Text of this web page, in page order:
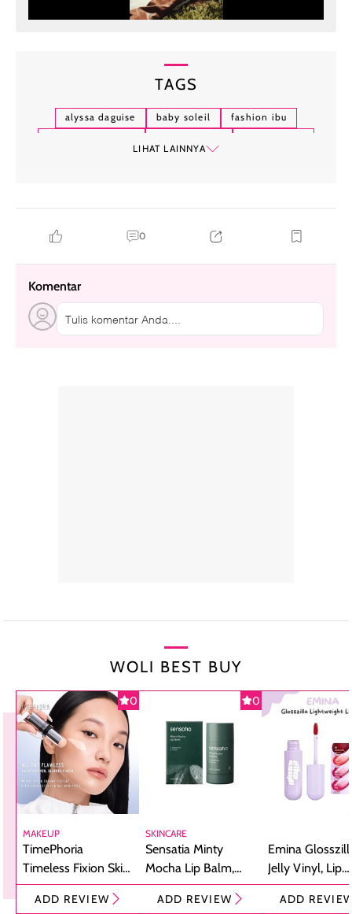
TAGS
alyssa daguise baby soleil
fashion ibu
LIHAT LAINNYA
0
Komentar
Tulis komentar Anda....
WOLI BEST BUY
0
MAKEUP
TimePhoria
Timeless Fixion Skin
Tint Stick,
Foundation dan
ADD REVIEW
0
SKINCARE
Sensatia Minty
Mocha Lip Balm,
Pelembap Bibir
dengan Aroma
ADD REVIEW
Emina
Jelly Vinyl, Lip
Cream Glossy
Ringan
ADD